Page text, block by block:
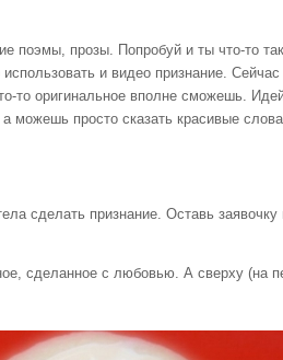
прозы. Попробуй и ты что-то
и видео признание.
то оригинальное вполне сможешь.
просто сказать красивые слова
признание. Оставь заявочку
с любовью. А сверху (на